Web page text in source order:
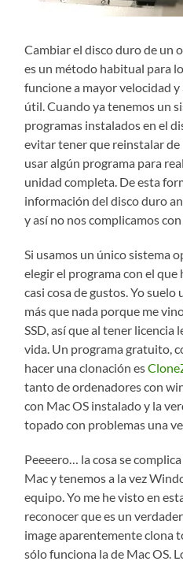
Cambiar el disco duro de un
es un método habitual para
funcione a mayor velocidad
útil. Cuando ya tenemos un
programas instalados en el
evitar tener que reinstalar
usar algún programa para
unidad completa. De esta
información del disco duro
y así no nos complicamos
Si usamos un único sistema
elegir el programa con el que
casi cosa de gustos. Yo suelo
más que nada porque me
SSD, así que al tener licencia
vida. Un programa gratuito,
hacer una clonación es
tanto de ordenadores con
con Mac OS instalado y la
topado con problemas una
Peeeero… la cosa se
Mac y tenemos a la vez
equipo. Yo me he visto en
reconocer que es un
image aparentemente clona
sólo funciona la de Mac OS.